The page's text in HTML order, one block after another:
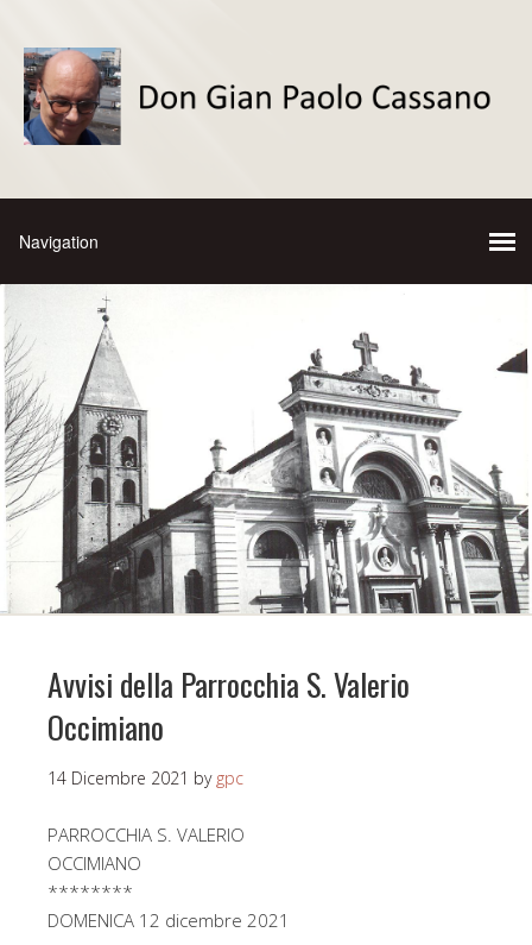
Avvisi della Parrocchia S. Valerio
Occimiano
14 Dicembre 2021 by gpc
PARROCCHIA S. VALERIO
OCCIMIANO
********
DOMENICA 12 dicembre 2021